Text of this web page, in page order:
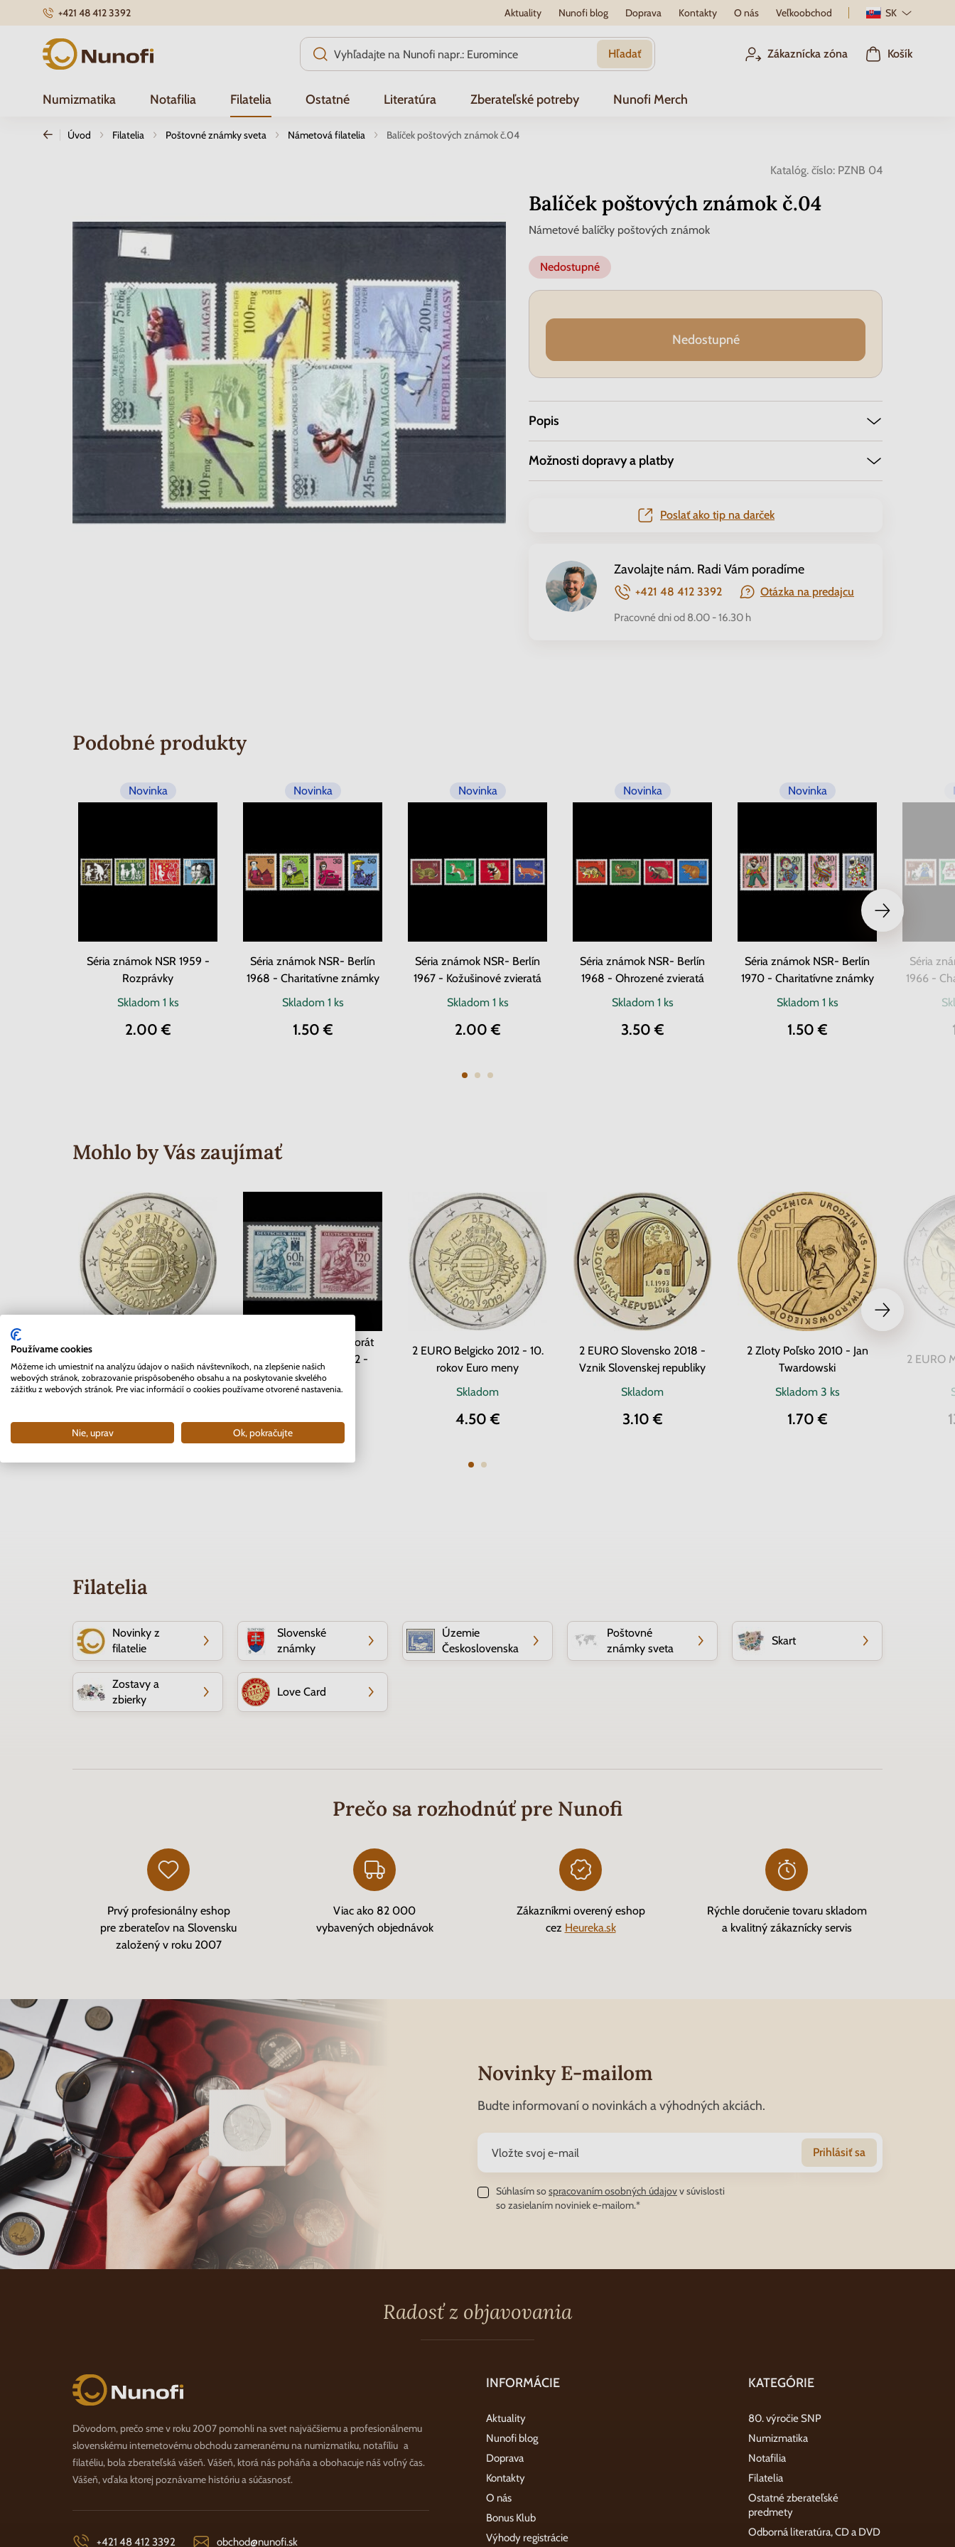
+421 48 412 3392 Aktuality Nunofi blog Doprava Kontakty O nás Veľkoobchod SK
Nunofi.sk Hľadať Zákaznícka zóna Košík
Numizmatika Notafilia Filatelia Ostatné Literatúra Zberateľské potreby Nunofi Merch
Úvod Filatelia Poštovné známky sveta Námetová filatelia Balíček poštových známok č.04
Katalóg. číslo: PZNB 04
Balíček poštových známok č.04
Námetové balíčky poštových známok
Nedostupné
Nedostupné
Popis
Možnosti dopravy a platby
Poslať ako tip na darček
Zavolajte nám. Radi Vám poradíme
+421 48 412 3392 Otázka na predajcu
Pracovné dni od 8.00 - 16.30 h
Podobné produkty
Novinka
Séria známok NSR 1959 -
Rozprávky
Skladom 1 ks
2.00 €
Novinka
Séria známok NSR- Berlín
1968 - Charitatívne známky
Skladom 1 ks
1.50 €
Novinka
Séria známok NSR- Berlín
1967 - Kožušinové zvieratá
Skladom 1 ks
2.00 €
Novinka
Séria známok NSR- Berlín
1968 - Ohrozené zvieratá
Skladom 1 ks
3.50 €
Novinka
Séria známok NSR- Berlín
1970 - Charitatívne známky
Skladom 1 ks
1.50 €
Séria
1966 -
Mohlo by Vás zaujímať
2 EURO Slovensko 2012 -
10. rokov Euro meny
Skladom
3.70 €
Séria známok Protektorát
Čechy a Morava 1942 -
Červený kríž
Skladom2 ks
0.40 €
2 EURO Belgicko 2012 - 10.
rokov Euro meny
Skladom
4.50 €
2 EURO Slovensko 2018 -
Vznik Slovenskej republiky
Skladom
3.10 €
2 Zloty Poľsko 2010 - Jan
Twardowski
Skladom 3 ks
1.70 €
2 EURO
Filatelia
Novinky z
filatelie
Slovenské
známky
Územie
Československa
Poštovné
známky sveta
Skart
Zostavy a
zbierky
Love Card
Prečo sa rozhodnúť pre Nunofi
Prvý profesionálny eshop
pre zberateľov na Slovensku
založený v roku 2007
Viac ako 82 000
vybavených objednávok
Zákazníkmi overený eshop
cez Heureka.sk
Rýchle doručenie tovaru skladom
a kvalitný zákaznícky servis
Novinky E-mailom
Budte informovaní o novinkách a výhodných akciách.
Prihlásiť sa
Súhlasím sospracovaním osobných údajovv súvislosti
so zasielaním noviniek e-mailom.*
Radosť z objavovania
Nunofi.sk
Dôvodom, prečo sme v roku 2007 pomohli na svet najväčšiemu a profesionálnemu
slovenskému internetovému obchodu zameranému na numizmatiku, notafíliu a
filatéliu, bola zberateľská vášeň. Vášeň, ktorá nás poháňa a obohacuje náš voľný čas.
Vášeň, vďaka ktorej poznávame históriu a súčasnosť.
+421 48 412 3392 obchod@nunofi.sk
INFORMÁCIE
Aktuality
Nunofi blog
Doprava
Kontakty
O nás
Bonus Klub
Výhody registrácie
KATEGÓRIE
80. výročie SNP
Numizmatika
Notafilia
Filatelia
Ostatné zberateľské
predmety
Odborná literatúra, CD a DVD
Používame cookies
Môžeme ich umiestniť na analýzu údajov o našich návštevníkoch, na zlepšenie našich
webových stránok, zobrazovanie prispôsobeného obsahu a na poskytovanie skvelého
zážitku z webových stránok. Pre viac informácií o cookies používame otvorené nastavenia.
Nie, uprav Ok, pokračujte